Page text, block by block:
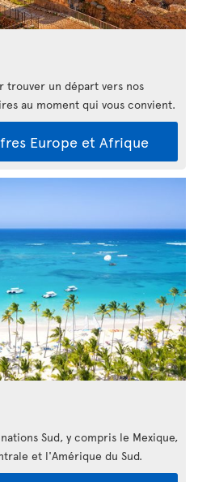
trouver un départ vers nos
au moment qui vous convient.
Europe et Afrique
Sud, y compris le Mexique,
et l'Amérique du Sud.